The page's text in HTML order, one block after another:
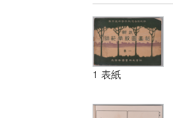
1 表紙